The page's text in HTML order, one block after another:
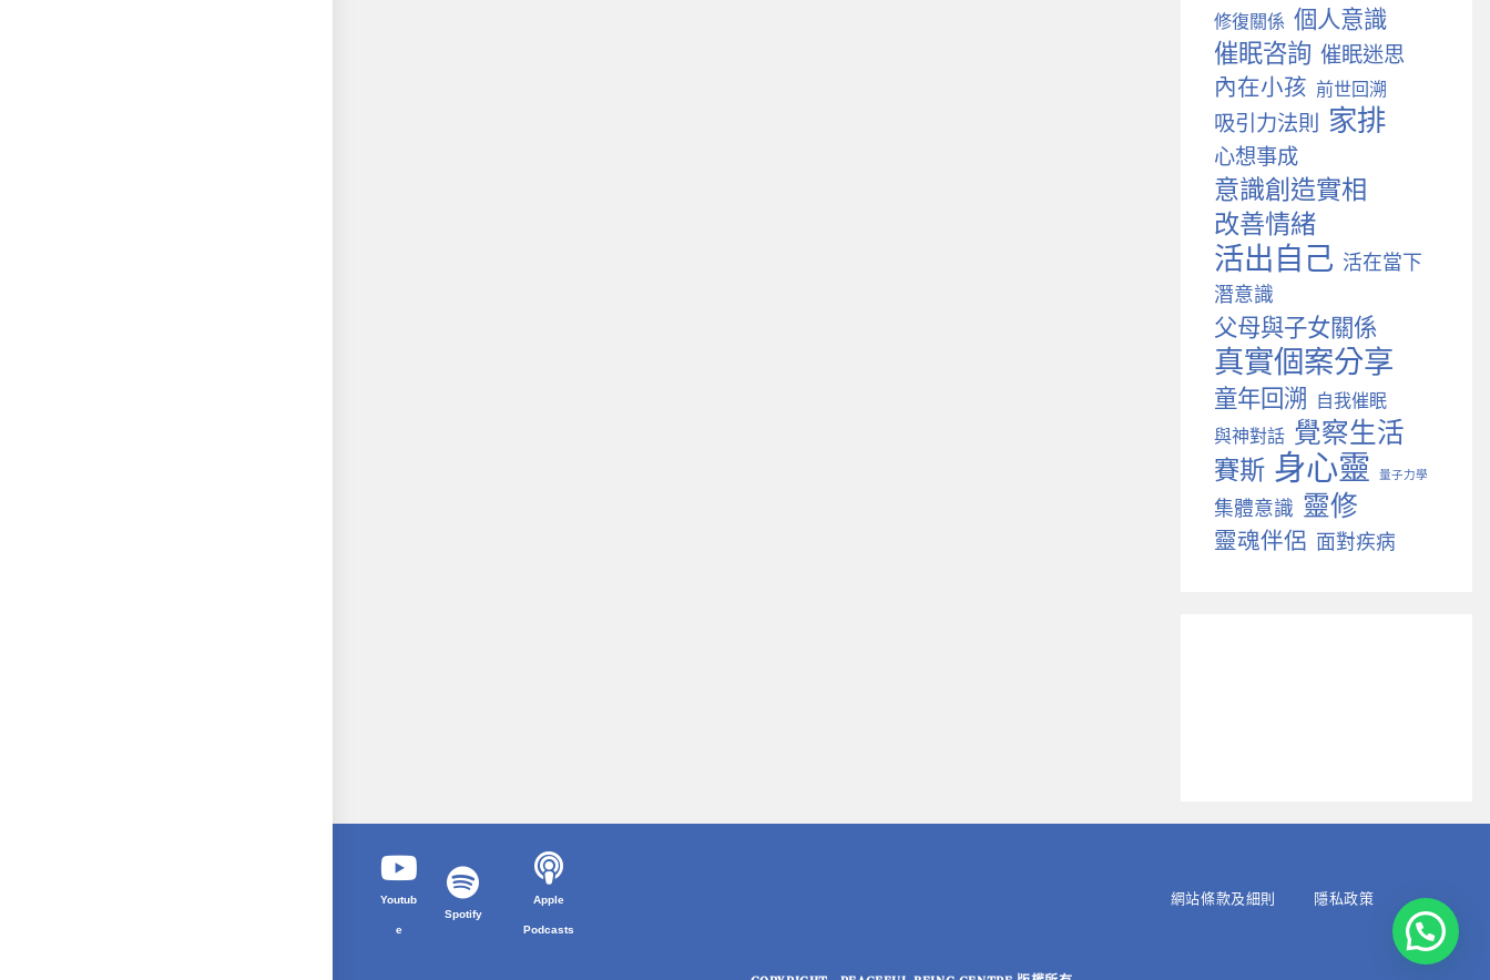
修復關係 個人意識
催眠咨詢 催眠迷思
內在小孩 前世回溯
吸引力法則 家排
心想事成
意識創造實相
改善情緒
活出自己 活在當下
潛意識
父母與子女關係
真實個案分享
童年回溯 自我催眠
與神對話 覺察生活
賽斯 身心靈 量子力學
集體意識 靈修
靈魂伴侶 面對疾病
Youtub
e
Spotify
Apple
Podcasts
網站條款及細則 隱私政策